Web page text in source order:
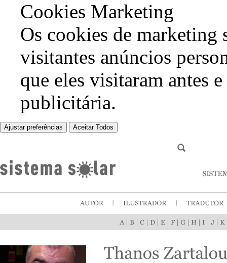
Cookies Marketing
Os cookies de marketing
visitantes anúncios
que eles visitaram antes
publicitária.
Ajustar preferências Aceitar Todos